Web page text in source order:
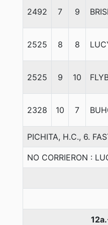
2492 7 9
2525 8 8
2525 9 10
2328 10 7
PICHITA, H.C., 6.
NO CORRIERON :